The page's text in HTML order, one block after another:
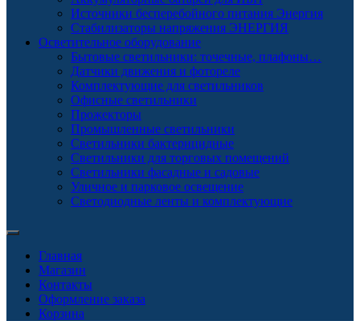
Источники бесперебойного питания Энергия
Стабилизаторы напряжения ЭНЕРГИЯ
Осветительное оборудование
Бытовые светильники: точечные, плафоны…
Датчики движения и фотореле
Комплектующие для светильников
Офисные светильники
Прожекторы
Промышленные светильники
Светильники бактерицидные
Светильники для торговых помещений
Светильники фасадные и садовые
Уличное и парковое освещение
Светодиодные ленты и комплектующие
Главная
Магазин
Контакты
Оформление заказа
Корзина